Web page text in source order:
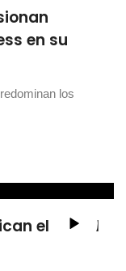
en su
los
el visual